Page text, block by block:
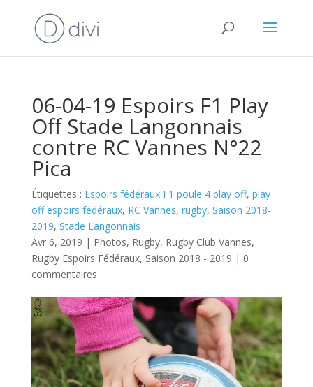
06-04-19 Espoirs F1 Play
Off Stade Langonnais
contre RC Vannes N°22
Pica
Étiquettes : Espoirs fédéraux F1 poule 4 play off, play
off espoirs fédéraux, RC Vannes, rugby, Saison 2018-
2019, Stade Langonnais
Avr 6, 2019 | Photos, Rugby, Rugby Club Vannes,
Rugby Espoirs Fédéraux, Saison 2018 - 2019 | 0
commentaires